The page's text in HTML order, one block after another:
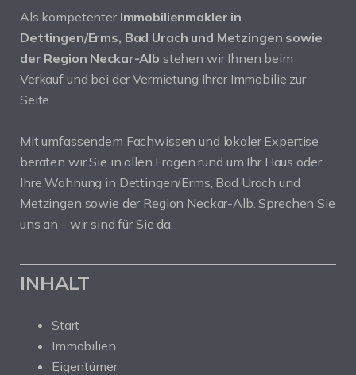
Als kompetenter Immobilienmakler in
Dettingen/Erms, Bad Urach und Metzingen sowie
der Region Neckar-Alb stehen wir Ihnen beim
Verkauf und bei der Vermietung Ihrer Immobilie zur
Seite.
Mit umfassendem Fachwissen und lokaler Expertise
beraten wir Sie in allen Fragen rund um Ihr Haus oder
Ihre Wohnung in Dettingen/Erms, Bad Urach und
Metzingen sowie der Region Neckar-Alb. Sprechen Sie
uns an - wir sind für Sie da.
INHALT
Start
Immobilien
Eigentümer